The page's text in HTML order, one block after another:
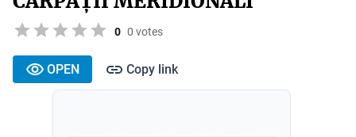
0 0 votes
OPEN Copy link